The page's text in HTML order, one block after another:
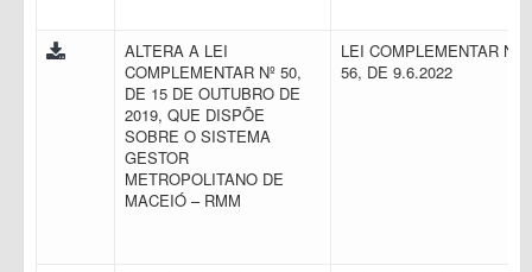
ALTERA A LEI
COMPLEMENTAR Nº 50,
DE 15 DE OUTUBRO DE
2019, QUE DISPÕE
SOBRE O SISTEMA
GESTOR
METROPOLITANO DE
MACEIÓ – RMM
LEI COMPLEMENTAR N.
56, DE 9.6.2022